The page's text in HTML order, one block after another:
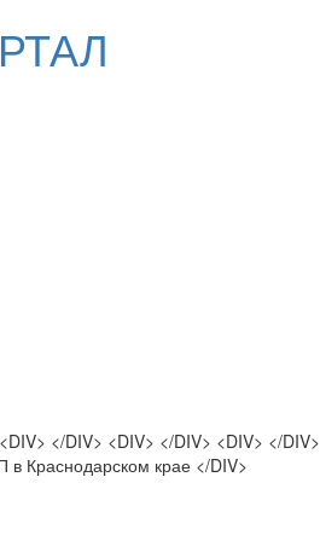
</DIV> <DIV> </DIV> <DIV> </DIV>
Краснодарском крае </DIV>